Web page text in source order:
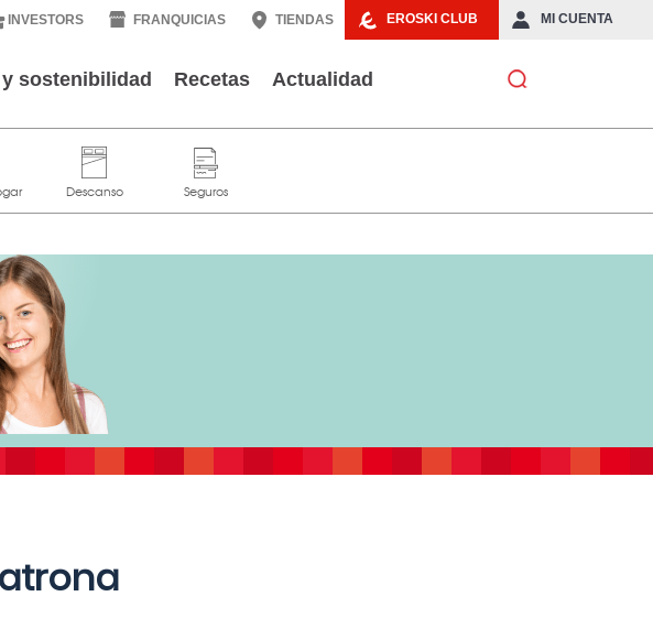
EROSKI CLUB MI CUENTA
INVESTORS FRANQUICIAS TIENDAS
sostenibilidad Recetas Actualidad